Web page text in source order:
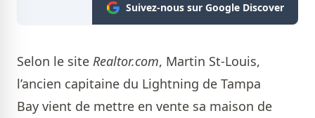
Suivez-nous sur Google Discover
Selon le site Realtor.com, Martin St-Louis,
l’ancien capitaine du Lightning de Tampa
Bay vient de mettre en vente sa maison de